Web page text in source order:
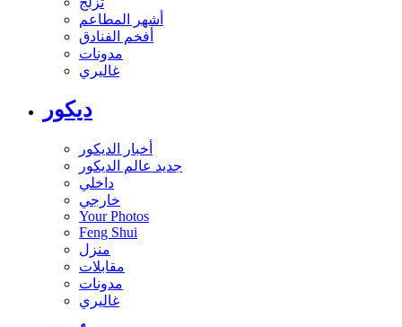
أشهر المطاعم
أفخم الفنادق
مدونات
غاليري
ديكور
أخبار الديكور
جديد عالم الديكور
داخلي
خارجي
Your Photos
Feng Shui
منزل
مقابلات
مدونات
غاليري